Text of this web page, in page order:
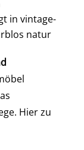
in vintage-
natur
Hier zu